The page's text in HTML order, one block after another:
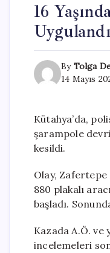
16
Uygulandı
By Tolga
14 Mayıs
Kütahya’da,
şarampole
kesildi.
Olay, Zafertepe
880 plakalı
başladı.
Kazada A.Ö. ve
incelemeleri